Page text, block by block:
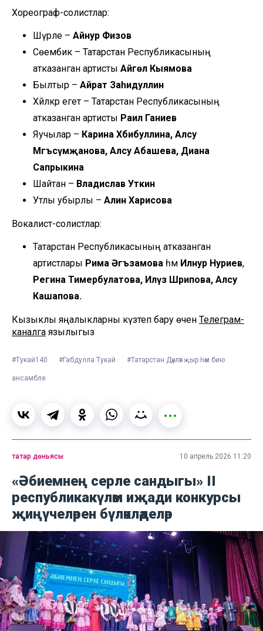
Хореограф-солистлар:
Шүрәле – Айнур Фәизов
Сөембикә – Татарстан Республикасының
атказанган артисты Айгөл Кыямова
Былтыр – Айрат Заһидуллин
Хәйләкәр егет – Татарстан Республикасының
атказанган артисты Раил Ганиев
Яучылар – Карина Хәбибуллина, Алсу
Мәгъсүмҗанова, Алсу Абашева, Диана
Сапрыкина
Шайтан – Владислав Уткин
Утлы убырлы – Алинә Харисова
Вокалист-солистлар:
Татарстан Республикасының атказанган
артистлары Рима Әгъзамова һәм Илнур Нуриев,
Регина Тимербулатова, Илүзә Шәрипова, Алсу
Кашапова.
Кызыклы яңалыкларны күзәтеп бару өчен Телеграм-
каналга язылыгыз
#Тукай140 #Габдулла Тукай #Татарстан Дәүләт җыр һәм бию
ансамбле
татар дөньясы 10 апрель 2026 11:20
«Әбиемнең серле сандыгы» II
республикакүләм иҗади конкурсы
җиңүчеләрен бүләкләделәр